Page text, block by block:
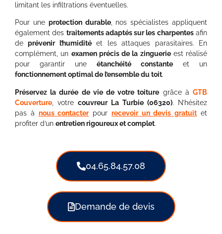
limitant les infiltrations éventuelles.
Pour une protection durable, nos spécialistes appliquent
également des traitements adaptés sur les charpentesafin
deprévenir l’humiditéet les attaques parasitaires. En
complément, un examen précis de la zinguerieest réalisé
pour garantir une étanchéité constante et un
fonctionnement optimal de l’ensemble du toit.
Préservez la durée de vie de votre toiture grâce àGTB
Couverture , votre couvreur La Turbie (06320). N’hésitez
pas à nous contacterpour recevoir un devis gratuit et
profiter d’un entretien rigoureux et complet.
04.65.84.57.08
Demande de devis